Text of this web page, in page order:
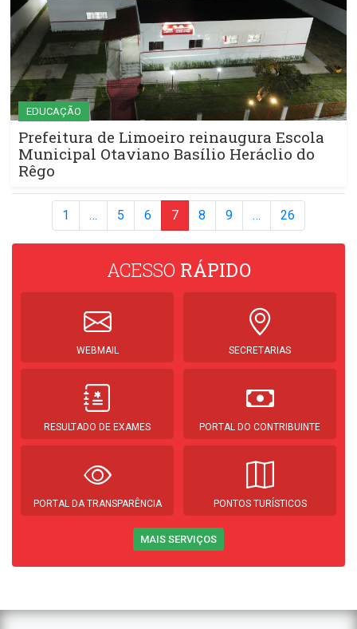
EDUCAÇÃO
Prefeitura de Limoeiro reinaugura Escola
Municipal Otaviano Basílio Heráclio do
Rêgo
1 … 5 6 7 8 9 … 26
ACESSO RÁPIDO
WEBMAIL SECRETARIAS
RESULTADO DE EXAMES PORTAL DO CONTRIBUINTE
PORTAL DA TRANSPARÊNCIA PONTOS TURÍSTICOS
MAIS SERVIÇOS